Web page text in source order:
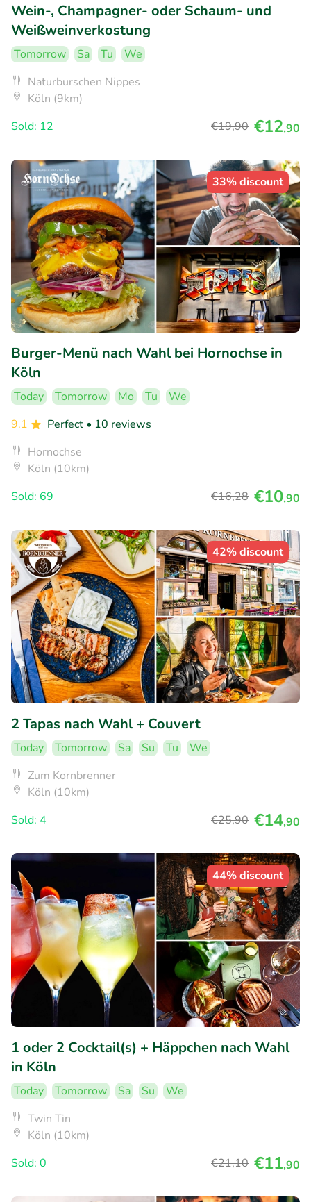
Wein-, Champagner- oder Schaum- und
Weißweinverkostung
Tomorrow Sa Tu
We
Naturburschen Nippes
Köln (9km)
Sold: 12
€19,90 €12,90
33% discount
Burger-Menü nach Wahl bei Hornochse in
Köln
Today Tomorrow Mo Tu
We
9.1
Perfect • 10 reviews
Hornochse
Köln (10km)
Sold: 69
€16,28 €10,90
42% discount
2 Tapas nach Wahl + Couvert
Today Tomorrow Sa Su Tu
We
Zum Kornbrenner
Köln (10km)
Sold: 4
€25,90 €14,90
44% discount
1 oder 2 Cocktail(s) + Häppchen nach Wahl
in Köln
Today Tomorrow Sa Su
We
Twin Tin
Köln (10km)
Sold: 0
€21,10 €11,90